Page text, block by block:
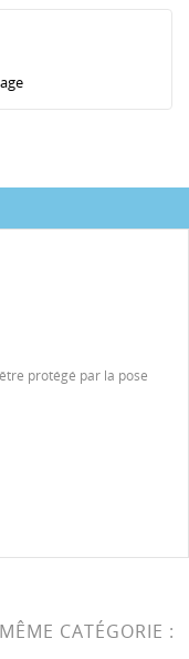
protégé par la pose
CATÉGORIE :